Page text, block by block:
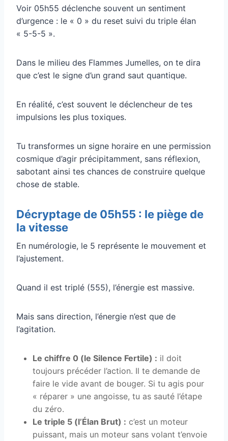
Voir 05h55 déclenche souvent un sentiment
d’urgence : le « 0 » du reset suivi du triple élan
« 5-5-5 ».
Dans le milieu des Flammes Jumelles, on te dira
que c’est le signe d’un grand saut quantique.
En réalité, c’est souvent le déclencheur de tes
impulsions les plus toxiques.
Tu transformes un signe horaire en une permission
cosmique d’agir précipitamment, sans réflexion,
sabotant ainsi tes chances de construire quelque
chose de stable.
Décryptage de 05h55 : le piège de
la vitesse
En numérologie, le 5 représente le mouvement et
l’ajustement.
Quand il est triplé (555), l’énergie est massive.
Mais sans direction, l’énergie n’est que de
l’agitation.
Le chiffre 0 (le Silence Fertile) : il doit
toujours précéder l’action. Il te demande de
faire le vide avant de bouger. Si tu agis pour
« réparer » une angoisse, tu as sauté l’étape
du zéro.
Le triple 5 (l’Élan Brut) : c’est un moteur
puissant, mais un moteur sans volant t’envoie